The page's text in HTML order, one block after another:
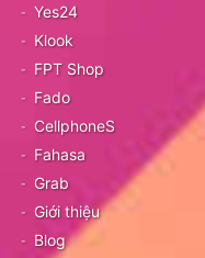
Yes24
Klook
FPT Shop
Fado
CellphoneS
Fahasa
Grab
Giới thiệu
Blog